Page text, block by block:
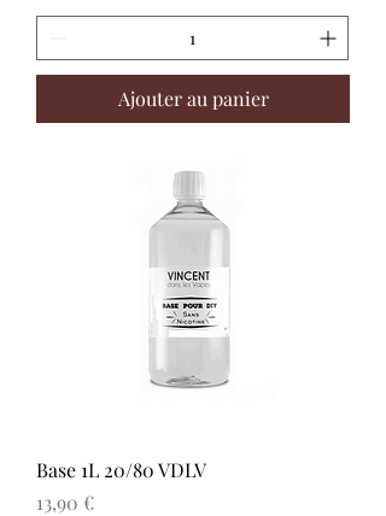
Ajouter au panier
Base 1L 20/80 VDLV
Prix
13,90 €